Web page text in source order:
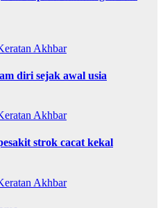
Akhbar
diri sejak awal usia
Akhbar
strok cacat kekal
Akhbar